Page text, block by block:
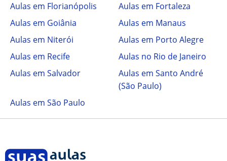
Aulas em Florianópolis
Aulas em Fortaleza
Aulas em Goiânia
Aulas em Manaus
Aulas em Niterói
Aulas em Porto Alegre
Aulas em Recife
Aulas no Rio de Janeiro
Aulas em Salvador
Aulas em Santo André
(São Paulo)
Aulas em São Paulo